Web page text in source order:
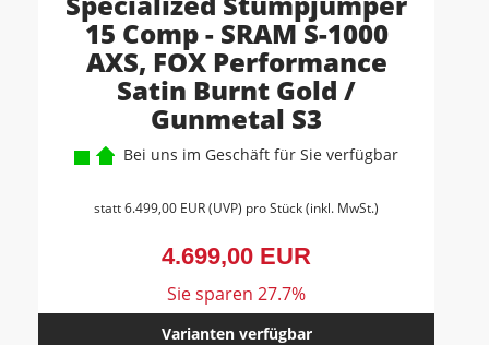
15 Comp - SRAM S-1000
AXS, FOX Performance
Satin Burnt Gold /
Gunmetal S3
Bei uns im Geschäft für Sie verfügbar
statt6.499,00 EUR(UVP) pro Stück (inkl. MwSt.)
4.699,00 EUR
Sie sparen 27.7%
Varianten verfügbar